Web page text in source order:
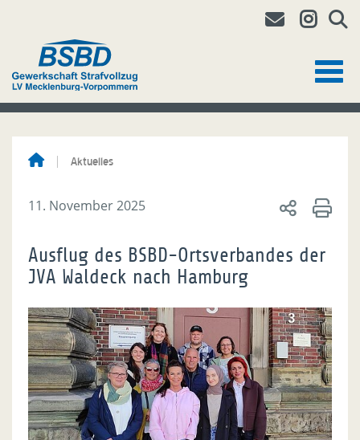
Aktuelles
11. November 2025
Ausflug des BSBD-Ortsverbandes der
JVA Waldeck nach Hamburg